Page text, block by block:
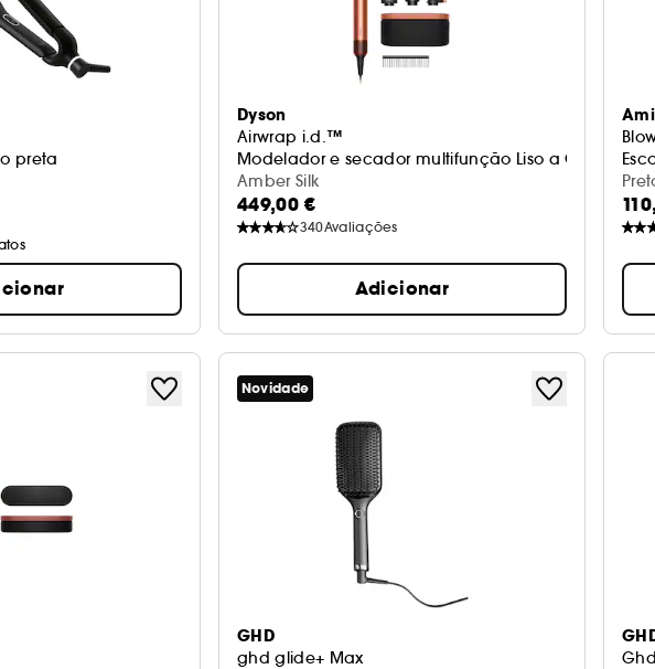
preta
Dyson
Airwrap i.d.™
Modelador e secador multifunção Liso a Ondulado
Amber Silk
449,00 €
340Avaliações
Adicionar
Novidade
GHD
ghd glide+ Max